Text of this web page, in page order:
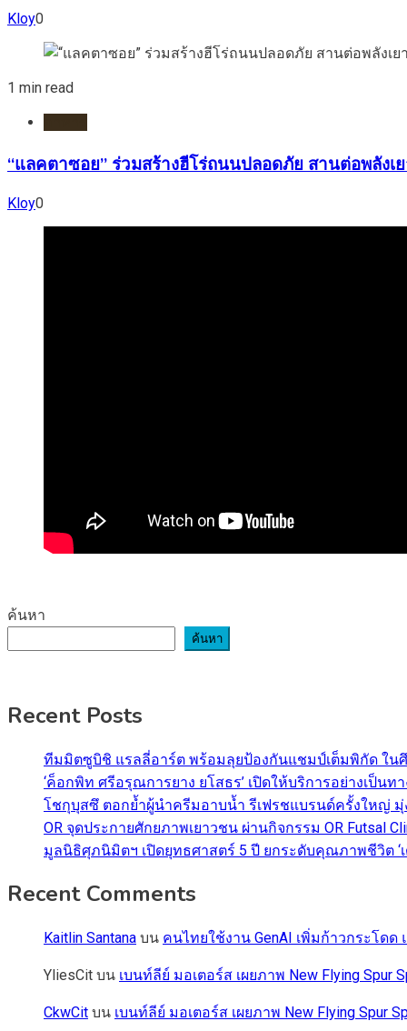
Kloy0
1 min read
“แลคตาซอย” ร่วมสร้างฮีโร่ถนนปลอดภัย สานต่อพลัง
Kloy0
ค้นหา
ค้นหา
Recent Posts
ทีมมิตซูบิชิ แรลลี่อาร์ต พร้อมลุยป้องกันแชมป์เต็มพิกัด ใน
‘ค็อกพิท ศรีอรุณการยาง ยโสธร’ เปิดให้บริการอย่างเป็น
โชกุบุสซึ ตอกย้ำผู้นำครีมอาบน้ำ รีเฟรชแบรนด์ครั้งใหญ่ มุ่
OR จุดประกายศักยภาพเยาวชน ผ่านกิจกรรม OR Futsal
มูลนิธิศุภนิมิตฯ เปิดยุทธศาสตร์ 5 ปี ยกระดับคุณภาพชีวิต
Recent Comments
Kaitlin Santana บน คนไทยใช้งาน GenAI เพิ่มก้าวกระโด
YliesCit บน เบนท์ลีย์ มอเตอร์ส เผยภาพ New Flying
CkwCit บน เบนท์ลีย์ มอเตอร์ส เผยภาพ New Flying Spur